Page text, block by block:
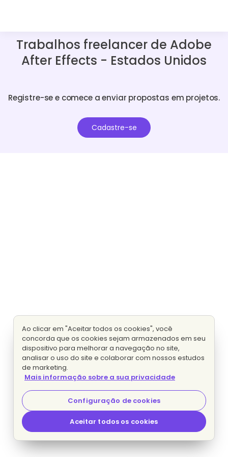
Trabalhos freelancer de Adobe
After Effects - Estados Unidos
Registre-se e comece a enviar propostas em projetos.
Cadastre-se
Ao clicar em "Aceitar todos os cookies", você
concorda que os cookies sejam armazenados em seu
dispositivo para melhorar a navegação no site,
analisar o uso do site e colaborar com nossos estudos
de marketing.
Mais informação sobre a sua privacidade
Configuração de cookies
Aceitar todos os cookies